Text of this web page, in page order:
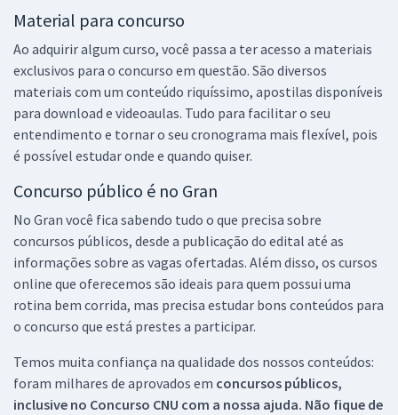
Material para concurso
Ao adquirir algum curso, você passa a ter acesso a materiais
exclusivos para o concurso em questão. São diversos
materiais com um conteúdo riquíssimo, apostilas disponíveis
para download e videoaulas. Tudo para facilitar o seu
entendimento e tornar o seu cronograma mais flexível, pois
é possível estudar onde e quando quiser.
Concurso público é no Gran
No Gran você fica sabendo tudo o que precisa sobre
concursos públicos, desde a publicação do edital até as
informações sobre as vagas ofertadas. Além disso, os cursos
online que oferecemos são ideais para quem possui uma
rotina bem corrida, mas precisa estudar bons conteúdos para
o concurso que está prestes a participar.
Temos muita confiança na qualidade dos nossos conteúdos:
foram milhares de aprovados em concursos públicos,
inclusive no Concurso CNU com a nossa ajuda. Não fique de